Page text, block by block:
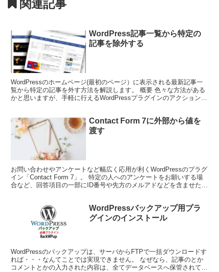
関連記事
WordPress記事一覧から特定の
記事を除外する
WordPressのホームページ(最初のページ）に表示される最新記事一
覧から特定の記事を外す方法を解説します。 概要 色々な方法がある
かと思いますが、手軽に行えるWordPressプラグインのアクションフ
Contact Form 7に外部から値を
渡す
お問い合わせやアンケートなど幅広く応用が利くWordPressのプラグ
イン「Contact Form 7」。 特定の人へのアンケートをお願いする場
合など、回答項目の一部にID番号や先方のメルアドなどを含ませたい
WordPressバックアップ用プラ
グインのインストール
WordPressのバックアップは、サーバからFTPで一括ダウンロードす
れば・・・なんてことでは実現できません。 なぜなら、記事のとか
コメントとかの入力された内容は、全てデータベースへ保管されてい